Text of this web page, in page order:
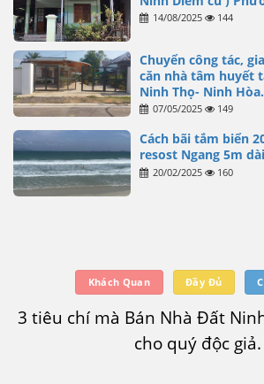
14/08/2025 144
Chuyển công tác,
căn nhà tâm huyết
Ninh Thọ- Ninh
07/05/2025 149
Cách bãi tắm biển
resost Ngang 5m
20/02/2025 160
Khách Quan Đầy Đủ
3 tiêu chí mà Bán Nhà Đất
cho quý độc giả.